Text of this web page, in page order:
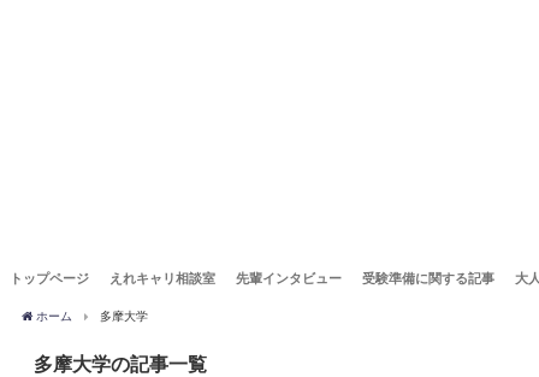
トップページ えれキャリ相談室 先輩インタビュー 受験準備に関する記事 大
ホーム 多摩大学
多摩大学の記事一覧